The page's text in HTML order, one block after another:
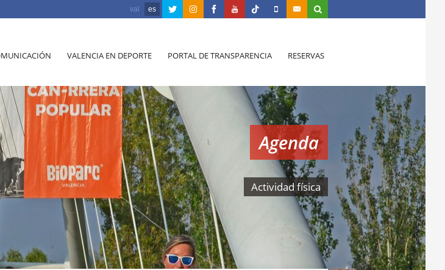
val es
VALENCIA EN DEPORTE PORTAL DE TRANSPARENCIA RESERVAS
Agenda
Actividad física